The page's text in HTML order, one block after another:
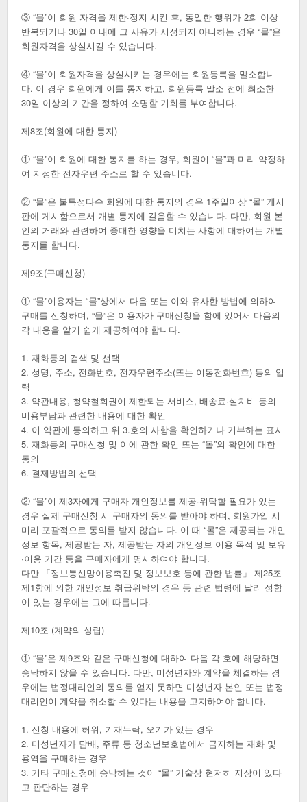
③ “몰”이 회원 자격을 제한·정지 시킨 후, 동일한 행위가 2회 이상
반복되거나 30일 이내에 그 사유가 시정되지 아니하는 경우 “몰”은
회원자격을 상실시킬 수 있습니다.
④ “몰”이 회원자격을 상실시키는 경우에는 회원등록을 말소합니
다. 이 경우 회원에게 이를 통지하고, 회원등록 말소 전에 최소한
30일 이상의 기간을 정하여 소명할 기회를 부여합니다.
제8조(회원에 대한 통지)
① “몰”이 회원에 대한 통지를 하는 경우, 회원이 “몰”과 미리 약정하
여 지정한 전자우편 주소로 할 수 있습니다.
② “몰”은 불특정다수 회원에 대한 통지의 경우 1주일이상 “몰” 게시
판에 게시함으로서 개별 통지에 갈음할 수 있습니다. 다만, 회원 본
인의 거래와 관련하여 중대한 영향을 미치는 사항에 대하여는 개별
통지를 합니다.
제9조(구매신청)
① “몰”이용자는 “몰”상에서 다음 또는 이와 유사한 방법에 의하여
구매를 신청하며, “몰”은 이용자가 구매신청을 함에 있어서 다음의
각 내용을 알기 쉽게 제공하여야 합니다.
1. 재화등의 검색 및 선택
2. 성명, 주소, 전화번호, 전자우편주소(또는 이동전화번호) 등의 입
력
3. 약관내용, 청약철회권이 제한되는 서비스, 배송료·설치비 등의
비용부담과 관련한 내용에 대한 확인
4. 이 약관에 동의하고 위 3.호의 사항을 확인하거나 거부하는 표시
5. 재화등의 구매신청 및 이에 관한 확인 또는 “몰”의 확인에 대한
동의
6. 결제방법의 선택
② “몰”이 제3자에게 구매자 개인정보를 제공·위탁할 필요가 있는
경우 실제 구매신청 시 구매자의 동의를 받아야 하며, 회원가입 시
미리 포괄적으로 동의를 받지 않습니다. 이 때 “몰”은 제공되는 개인
정보 항목, 제공받는 자, 제공받는 자의 개인정보 이용 목적 및 보유
·이용 기간 등을 구매자에게 명시하여야 합니다.
다만 「정보통신망이용촉진 및 정보보호 등에 관한 법률」 제25조
제1항에 의한 개인정보 취급위탁의 경우 등 관련 법령에 달리 정함
이 있는 경우에는 그에 따릅니다.
제10조 (계약의 성립)
① “몰”은 제9조와 같은 구매신청에 대하여 다음 각 호에 해당하면
승낙하지 않을 수 있습니다. 다만, 미성년자와 계약을 체결하는 경
우에는 법정대리인의 동의를 얻지 못하면 미성년자 본인 또는 법정
대리인이 계약을 취소할 수 있다는 내용을 고지하여야 합니다.
1. 신청 내용에 허위, 기재누락, 오기가 있는 경우
2. 미성년자가 담배, 주류 등 청소년보호법에서 금지하는 재화 및
용역을 구매하는 경우
3. 기타 구매신청에 승낙하는 것이 “몰” 기술상 현저히 지장이 있다
고 판단하는 경우